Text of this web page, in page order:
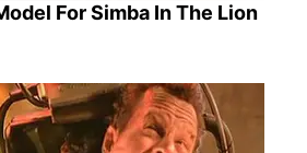
For Simba In The Lion